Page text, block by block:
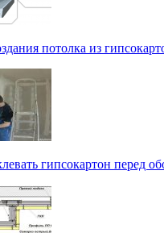
потолка из
гипсокартон перед